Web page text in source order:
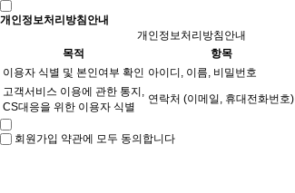
개인정보처리방침안내
개인정보처리방침안내
목적
항목
이용자 식별 및 본인여부 확인 아이디, 이름, 비밀번호
고객서비스 이용에 관한 통지,
CS대응을 위한 이용자 식별
연락처 (이메일, 휴대전화번호)
회원가입 약관에 모두 동의합니다